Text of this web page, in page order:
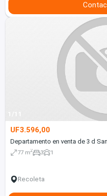
1/11
UF3.596,00
Departamento en venta de 3 d
77 m2 3 1
Recoleta